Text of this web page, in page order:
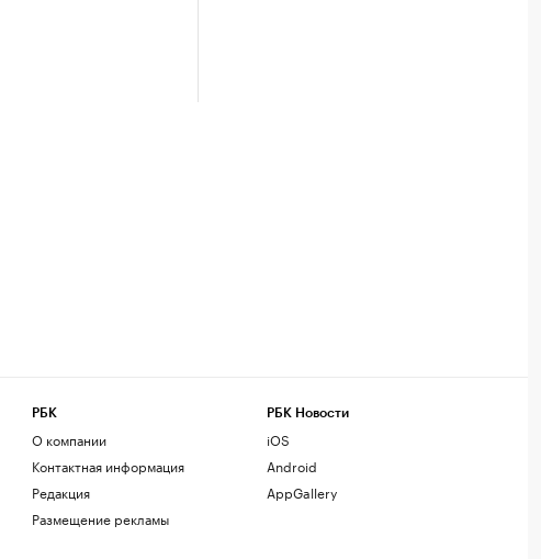
РБК
О компании
Контактная информация
Редакция
Размещение рекламы
РБК Новости
iOS
Android
AppGallery